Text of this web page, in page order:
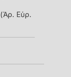
(Ἀρ. Εὑρ.